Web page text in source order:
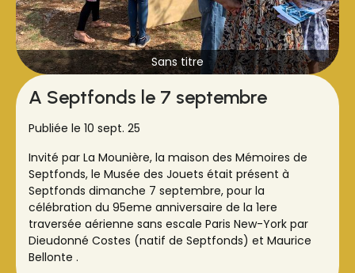
Sans titre
A Septfonds le 7 septembre
Publiée le 10 sept. 25
Invité par La Mounière, la maison des Mémoires de
Septfonds, le Musée des Jouets était présent à
Septfonds dimanche 7 septembre, pour la
célébration du 95eme anniversaire de la 1ere
traversée aérienne sans escale Paris New-York par
Dieudonné Costes (natif de Septfonds) et Maurice
Bellonte .